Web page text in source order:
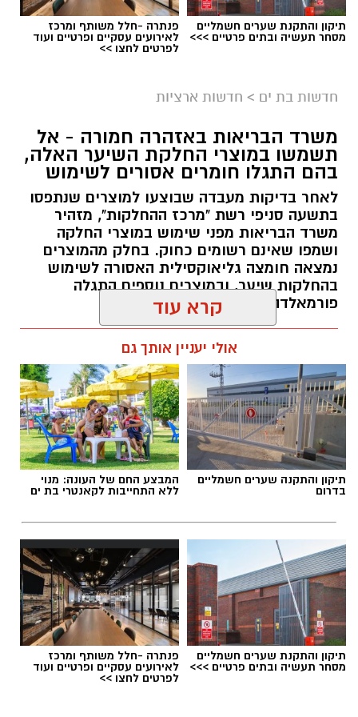
במסגרת התפקיד יידרש המועמד להוביל את תחום
מקצועי, לפתח תוכניות חינוכיות, ליצור אירועי תוכן
ופרויקטים ייחודיים ולעבוד מול קהלים מגוונים, תוך
חיבור בין עולם התרבות, החינוך והקהילה.
בין דרישות התפקיד:
תואר אקדמי המוכר על ידי המועצה להשכלה
גבוהה.
ניסיון בפיתוח הדרכה ועמידה מול קהל.
ניסיון ויכולת בניהול והובלת צוות.
יכולת לפיתוח והפקת פרויקטים מיוחדים
ואירועי תוכן.
חשיבה עצמאית ורב־תחומית.
יחסי אנוש מצוינים, יוזמה ויצירתיות.
במוזיאון מציינים כי הם מחפשים מועמד או מועמדת
תיקון והתקנת שערים חשמליים
מסחר תעשיה ובתים פרטיים >>>
פנתרה -חלל משותף ומרכז
לאירועים עסקיים ופרטיים ועוד
לפרטים לחצו >>
חדשות בת ים > חדשות ארציות
משרד הבריאות באזהרה חמורה - אל
תשמשו במוצרי החלקת השיער האלה,
בהם התגלו חומרים אסורים לשימוש
לאחר בדיקות מעבדה שבוצעו למוצרים שנתפסו
בתשעה סניפי רשת "מרכז ההחלקות", מזהיר
משרד הבריאות מפני שימוש במוצרי החלקה
ושמפו שאינם רשומים כחוק. בחלק מהמוצרים
נמצאה חומצה גליאוקסילית האסורה לשימוש
בהחלקות שיער, ובמוצרים נוספים התגלה
פורמאלדהיד - חומר המוגדר כמסרטן
תגים:משרד הבריאות חומרים מסוכנים, מרכז
ההחלקות
קרא עוד
אולי יעניין אותך גם
תיקון והתקנה שערים חשמליים
בדרום
המבצע החם של העונה: מנוי
ללא התחייבות לקאנטרי בת ים
תיקון והתקנת שערים חשמליים
מסחר תעשיה ובתים פרטיים >>>
פנתרה -חלל משותף ומרכז
לאירועים עסקיים ופרטיים ועוד
לפרטים לחצו >>